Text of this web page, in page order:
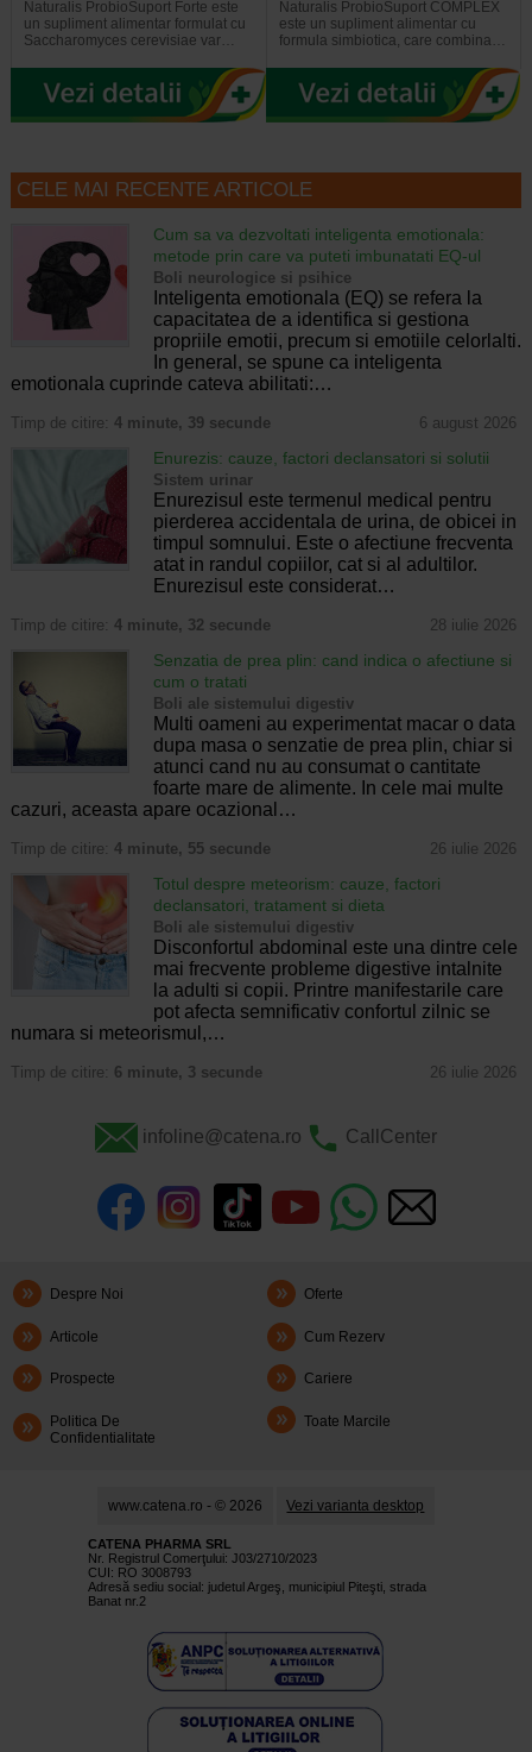
Naturalis ProbioSuport Forte este
un supliment alimentar formulat cu
Saccharomyces cerevisiae var…
Naturalis ProbioSuport COMPLEX
este un supliment alimentar cu
formula simbiotica, care combina…
CELE MAI RECENTE ARTICOLE
Cum sa va dezvoltati inteligenta emotionala:
metode prin care va puteti imbunatati EQ-ul
Boli neurologice si psihice
Inteligenta emotionala (EQ) se refera la
capacitatea de a identifica si gestiona
propriile emotii, precum si emotiile celorlalti.
In general, se spune ca inteligenta
emotionala cuprinde cateva abilitati:…
Timp de citire: 4 minute, 39 secunde 6 august 2026
Enurezis: cauze, factori declansatori si solutii
Sistem urinar
Enurezisul este termenul medical pentru
pierderea accidentala de urina, de obicei in
timpul somnului. Este o afectiune frecventa
atat in randul copiilor, cat si al adultilor.
Enurezisul este considerat…
Timp de citire: 4 minute, 32 secunde 28 iulie 2026
Senzatia de prea plin: cand indica o afectiune si
cum o tratati
Boli ale sistemului digestiv
Multi oameni au experimentat macar o data
dupa masa o senzatie de prea plin, chiar si
atunci cand nu au consumat o cantitate
foarte mare de alimente. In cele mai multe
cazuri, aceasta apare ocazional…
Timp de citire: 4 minute, 55 secunde 26 iulie 2026
Totul despre meteorism: cauze, factori
declansatori, tratament si dieta
Boli ale sistemului digestiv
Disconfortul abdominal este una dintre cele
mai frecvente probleme digestive intalnite
la adulti si copii. Printre manifestarile care
pot afecta semnificativ confortul zilnic se
numara si meteorismul,…
Timp de citire: 6 minute, 3 secunde 26 iulie 2026
infoline@catena.ro CallCenter
Despre Noi Oferte
Articole Cum Rezerv
Prospecte Cariere
Politica De
Confidentialitate
Toate Marcile
www.catena.ro - © 2026 Vezi varianta desktop
CATENA PHARMA SRL
Nr. Registrul Comerţului: J03/2710/2023
CUI: RO 3008793
Adresă sediu social: judetul Argeş, municipiul Piteşti, strada
Banat nr.2